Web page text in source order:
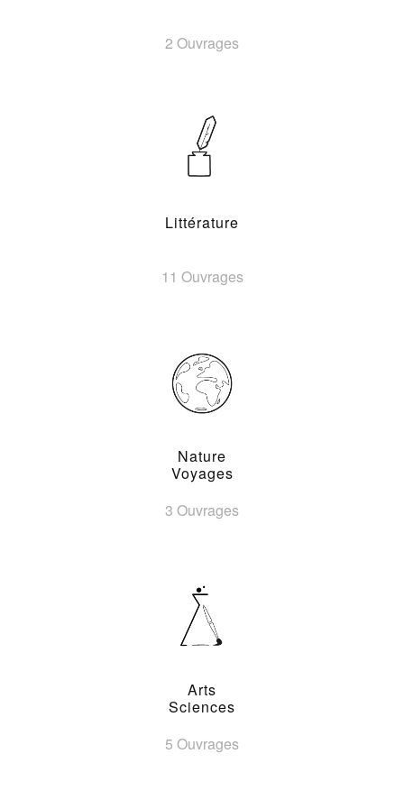
2 Ouvrages
Littérature
11 Ouvrages
Nature
Voyages
3 Ouvrages
Arts
Sciences
5 Ouvrages